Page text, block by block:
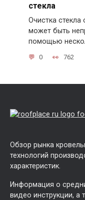
стекла
Очистка стекла
может быть
помощью
0 762
Обзор рынка
технологий
характеристик.
Информация о
видео инструкции, а